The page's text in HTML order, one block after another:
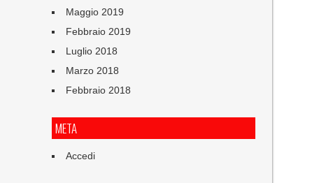
Maggio 2019
Febbraio 2019
Luglio 2018
Marzo 2018
Febbraio 2018
META
Accedi